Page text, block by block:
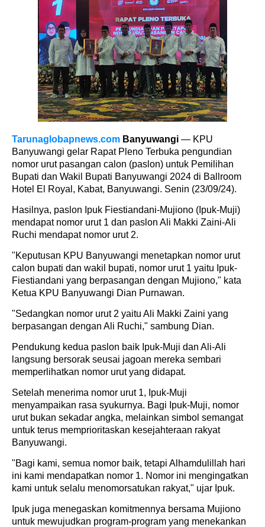
Tarunaglobapnews.com Banyuwangi — KPU
Banyuwangi gelar Rapat Pleno Terbuka pengundian
nomor urut pasangan calon (paslon) untuk Pemilihan
Bupati dan Wakil Bupati Banyuwangi 2024 di Ballroom
Hotel El Royal, Kabat, Banyuwangi. Senin (23/09/24).
Hasilnya, paslon Ipuk Fiestiandani-Mujiono (Ipuk-Muji)
mendapat nomor urut 1 dan paslon Ali Makki Zaini-Ali
Ruchi mendapat nomor urut 2.
"Keputusan KPU Banyuwangi menetapkan nomor urut
calon bupati dan wakil bupati, nomor urut 1 yaitu Ipuk-
Fiestiandani yang berpasangan dengan Mujiono," kata
Ketua KPU Banyuwangi Dian Purnawan.
"Sedangkan nomor urut 2 yaitu Ali Makki Zaini yang
berpasangan dengan Ali Ruchi," sambung Dian.
Pendukung kedua paslon baik Ipuk-Muji dan Ali-Ali
langsung bersorak seusai jagoan mereka sembari
memperlihatkan nomor urut yang didapat.
Setelah menerima nomor urut 1, Ipuk-Muji
menyampaikan rasa syukurnya. Bagi Ipuk-Muji, nomor
urut bukan sekadar angka, melainkan simbol semangat
untuk terus memprioritaskan kesejahteraan rakyat
Banyuwangi.
"Bagi kami, semua nomor baik, tetapi Alhamdulillah hari
ini kami mendapatkan nomor 1. Nomor ini mengingatkan
kami untuk selalu menomorsatukan rakyat," ujar Ipuk.
Ipuk juga menegaskan komitmennya bersama Mujiono
untuk mewujudkan program-program yang menekankan